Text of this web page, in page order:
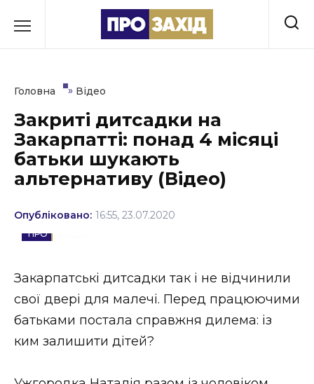
до
Культура
Освіта
Політика
Спорт
Головна » Відео
Закриті дитсадки на
Закарпатті: понад 4 місяці
батьки шукають
альтернативу (Відео)
Опубліковано: 16:55, 23.07.2020
Закарпатські дитсадки так і не відчинили
свої двері для малечі. Перед працюючими
батьками постала справжня дилема: із
ким залишити дітей?